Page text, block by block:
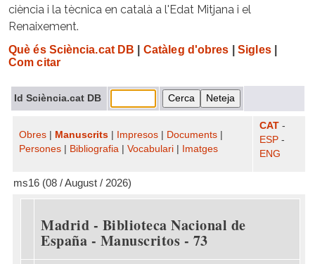
ciència i la tècnica en català a l'Edat Mitjana i el
Renaixement.
Què és Sciència.cat DB Catàleg d'obres Sigles|
Com citar
Id Sciència.cat DB
Obres Manuscrits Impresos Documents
Persones
Bibliografia Vocabulari Imatges
CAT -
ESP -
ENG
ms16 (08 / August / 2026)
Madrid - Biblioteca Nacional de
España - Manuscritos - 73